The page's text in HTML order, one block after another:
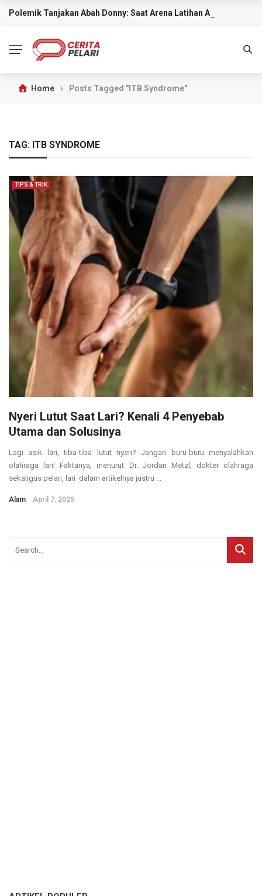
BREAKING NEWS
Polemik Tanjakan Abah Donny: Saat Arena Latihan Atlet Trail
Home › Posts Tagged "ITB Syndrome"
TAG: ITB SYNDROME
TIPS & TRIK
Nyeri Lutut Saat Lari? Kenali 4 Penyebab
Utama dan Solusinya
Lagi asik lari, tiba-tiba lutut nyeri? Jangan buru-buru menyalahkan
olahraga lari! Faktanya, menurut Dr. Jordan Metzl, dokter olahraga
sekaligus pelari, lari dalam artikelnya justru ...
Alam April 7, 2025